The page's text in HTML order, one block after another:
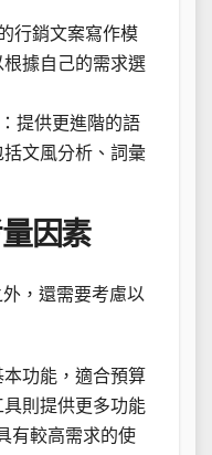
行銷文案寫作模
據自己的需求選
：提供更進階的語
文風分析、詞彙
因素
，還需要考慮以
本功能，適合預算
則提供更多功能
有較高需求的使